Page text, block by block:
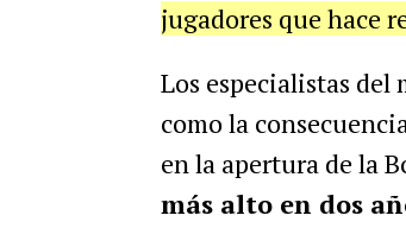
jugadores que hace
Los especialistas del
como la
en la apertura de la
más alto en dos